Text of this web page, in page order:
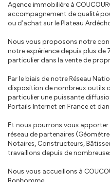
Agence immobilière à
accompagnement de qualité
ou d’achat sur le Plateau
Nous vous proposons notre
notre expérience depuis plus de
particulier dans la vente de
Par le biais de notre Réseau
disposition de nombreux outils
particulier une puissante
Portails Internet en France et
Et nous pourrons vous
réseau de partenaires
Notaires, Constructeurs,
travaillons depuis de
Nous vous accueillons à
Bonhomme.